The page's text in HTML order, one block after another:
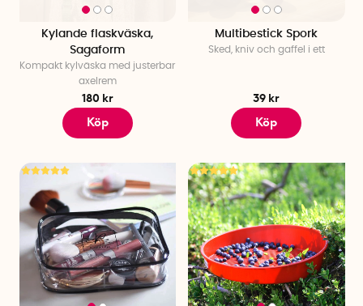
Kylande flaskväska,
Sagaform
Kompakt kylväska med justerbar
axelrem
180 kr
Köp
Multibestick Spork
Sked, kniv och gaffel i ett
39 kr
Köp